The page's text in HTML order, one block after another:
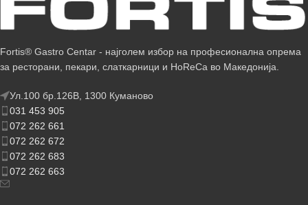
Fortis® Gastro Centar - најголем избор на професионална опрема
за ресторани, пекари, слаткарници и HoReCa во Македонија.
Ул.100 бр.126В, 1300 Куманово
031 453 905
072 262 661
072 262 672
072 262 683
072 262 663